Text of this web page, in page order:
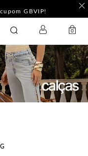
GBVIP!
0